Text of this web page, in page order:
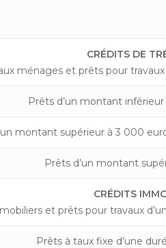
CRÉDITS DE
ménages et prêts pour
Prêts d’un montant
montant supérieur à 3 000
Prêts d’un montant
CRÉDITS
et prêts pour travaux
Prêts à taux fixe d’une